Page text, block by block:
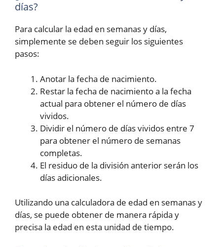
días?
Para calcular la edad en semanas y días,
simplemente se deben seguir los siguientes
pasos:
Anotar la fecha de nacimiento.
Restar la fecha de nacimiento a la fecha
actual para obtener el número de días
vividos.
Dividir el número de días vividos entre 7
para obtener el número de semanas
completas.
El residuo de la división anterior serán los
días adicionales.
Utilizando una calculadora de edad en semanas y
días, se puede obtener de manera rápida y
precisa la edad en esta unidad de tiempo.